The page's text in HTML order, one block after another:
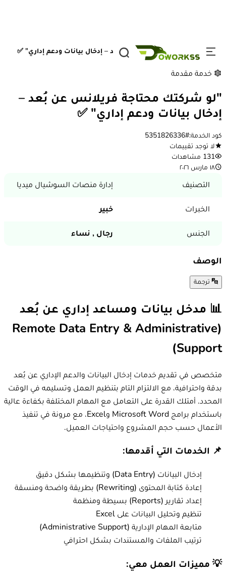
"لو شركتك محتاجة فريلانس عن بُعد – إدخال بيانات ودعم إداري" ✅
خدمة مقدمة
"لو شركتك محتاجة فريلانس عن بُعد –
إدخال بيانات ودعم إداري" ✅
كود الخدمة:#5351826336
لا توجد تقييمات
131 مشاهدات
١٨ مارس ٢٠٢٦
التصنيف إدارة منصات السوشيال ميديا
الخبرات خبير
الجنس رجال , نساء
الوصف
ترجمة
📊 مدخل بيانات ومساعد إداري عن بُعد
(Remote Data Entry & Administrative
Support)
متخصص في تقديم خدمات إدخال البيانات والدعم الإداري عن بُعد
بدقة واحترافية، مع الالتزام التام بتنظيم العمل وتسليمه في الوقت
المحدد. أمتلك القدرة على التعامل مع المهام المختلفة بكفاءة عالية
باستخدام برامج Microsoft Word وExcel، مع مرونة في تنفيذ
الأعمال حسب حجم المشروع واحتياجات العميل.
📌 الخدمات التي أقدمها:
إدخال البيانات (Data Entry) وتنظيمها بشكل دقيق
إعادة كتابة المحتوى (Rewriting) بطريقة واضحة ومنسقة
إعداد تقارير (Reports) بسيطة ومنظمة
تنظيم وتحليل البيانات على Excel
متابعة المهام الإدارية (Administrative Support)
ترتيب الملفات والمستندات بشكل احترافي
💡 مميزات العمل معي: